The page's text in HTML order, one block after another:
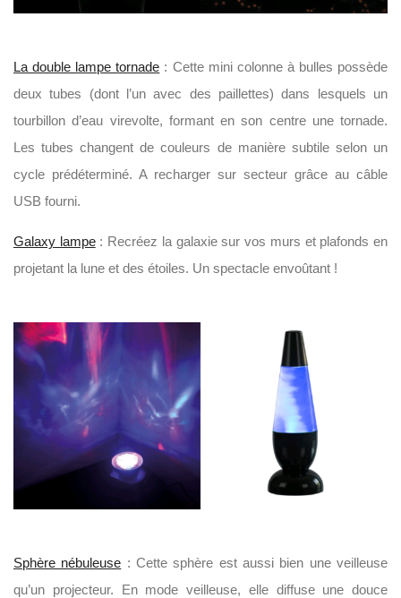
La double lampe tornade : Cette mini colonne à bulles possède
deux tubes (dont l’un avec des paillettes) dans lesquels un
tourbillon d’eau virevolte, formant en son centre une tornade.
Les tubes changent de couleurs de manière subtile selon un
cycle prédéterminé. A recharger sur secteur grâce au câble
USB fourni.
Galaxy lampe: Recréez la galaxie sur vos murs et plafonds en
projetant la lune et des étoiles. Un spectacle envoûtant !
Sphère nébuleuse : Cette sphère est aussi bien une veilleuse
qu’un projecteur. En mode veilleuse, elle diffuse une douce